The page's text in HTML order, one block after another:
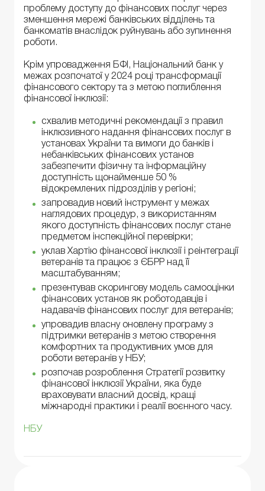
проблему доступу до фінансових послуг через
зменшення мережі банківських відділень та
банкоматів внаслідок руйнувань або зупинення
роботи.
Крім упровадження БФІ, Національний банк у
межах розпочатої у 2024 році трансформації
фінансового сектору та з метою поглиблення
фінансової інклюзії:
схвалив методичні рекомендації з правил
інклюзивного надання фінансових послуг в
установах України та вимоги до банків і
небанківських фінансових установ
забезпечити фізичну та інформаційну
доступність щонайменше 50 %
відокремлених підрозділів у регіоні;
запровадив новий інструмент у межах
наглядових процедур, з використанням
якого доступність фінансових послуг стане
предметом інспекційної перевірки;
уклав Хартію фінансової інклюзії і реінтеграції
ветеранів та працює з ЄБРР над її
масштабуванням;
презентував скорингову модель самооцінки
фінансових установ як роботодавців і
надавачів фінансових послуг для ветеранів;
упровадив власну оновлену програму з
підтримки ветеранів з метою створення
комфортних та продуктивних умов для
роботи ветеранів у НБУ;
розпочав розроблення Стратегії розвитку
фінансової інклюзії України, яка буде
враховувати власний досвід, кращі
міжнародні практики і реалії воєнного часу.
НБУ